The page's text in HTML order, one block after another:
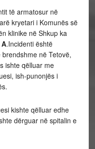
të armatosur në
kryetari i Komunës së
klinike në Shkup ka
.Incidenti është
në Tetovë,
ishte qëlluar me
ish-punonjës i
kishte qëlluar edhe
dërguar në spitalin e